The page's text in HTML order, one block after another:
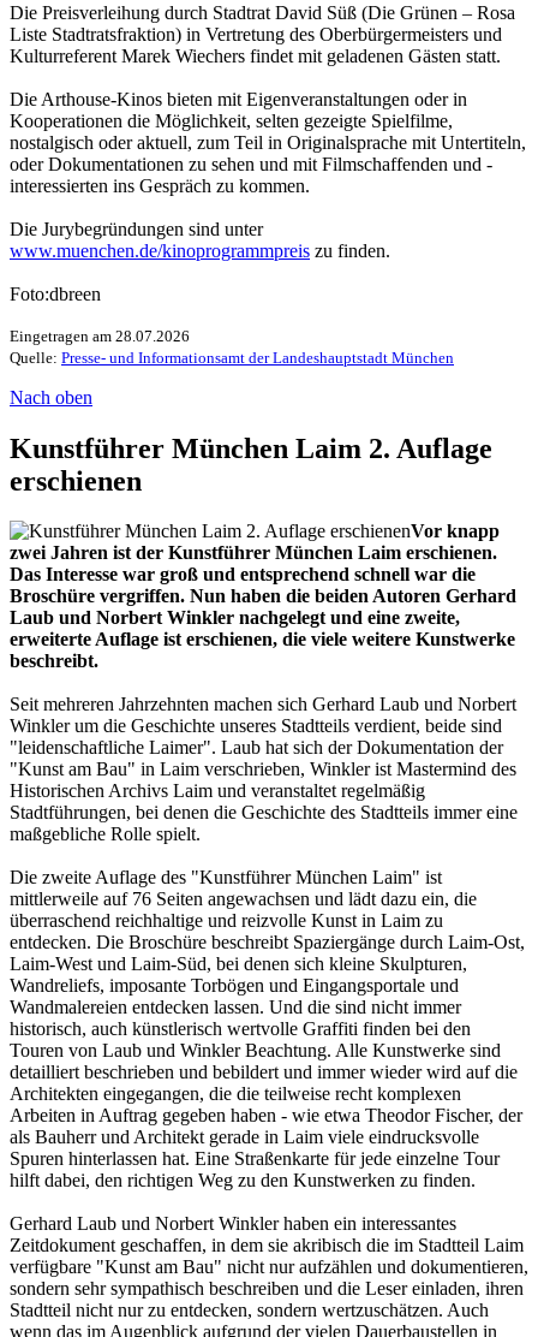
Die Preisverleihung durch Stadtrat David Süß (Die Grünen – Rosa
Liste Stadtratsfraktion) in Vertretung des Oberbürgermeisters und
Kulturreferent Marek Wiechers findet mit geladenen Gästen statt.
Die Arthouse-Kinos bieten mit Eigenveranstaltungen oder in
Kooperationen die Möglichkeit, selten gezeigte Spielfilme,
nostalgisch oder aktuell, zum Teil in Originalsprache mit Untertiteln,
oder Dokumentationen zu sehen und mit Filmschaffenden und -
interessierten ins Gespräch zu kommen.
Die Jurybegründungen sind unter
www.muenchen.de/kinoprogrammpreis zu finden.
Foto:dbreen
Eingetragen am 28.07.2026
Quelle: Presse- und Informationsamt der Landeshauptstadt München
Nach oben
Kunstführer München Laim 2. Auflage
erschienen
Vor knapp
zwei Jahren ist der Kunstführer München Laim erschienen.
Das Interesse war groß und entsprechend schnell war die
Broschüre vergriffen. Nun haben die beiden Autoren Gerhard
Laub und Norbert Winkler nachgelegt und eine zweite,
erweiterte Auflage ist erschienen, die viele weitere Kunstwerke
beschreibt.
Seit mehreren Jahrzehnten machen sich Gerhard Laub und Norbert
Winkler um die Geschichte unseres Stadtteils verdient, beide sind
"leidenschaftliche Laimer". Laub hat sich der Dokumentation der
"Kunst am Bau" in Laim verschrieben, Winkler ist Mastermind des
Historischen Archivs Laim und veranstaltet regelmäßig
Stadtführungen, bei denen die Geschichte des Stadtteils immer eine
maßgebliche Rolle spielt.
Die zweite Auflage des "Kunstführer München Laim" ist
mittlerweile auf 76 Seiten angewachsen und lädt dazu ein, die
überraschend reichhaltige und reizvolle Kunst in Laim zu
entdecken. Die Broschüre beschreibt Spaziergänge durch Laim-Ost,
Laim-West und Laim-Süd, bei denen sich kleine Skulpturen,
Wandreliefs, imposante Torbögen und Eingangsportale und
Wandmalereien entdecken lassen. Und die sind nicht immer
historisch, auch künstlerisch wertvolle Graffiti finden bei den
Touren von Laub und Winkler Beachtung. Alle Kunstwerke sind
detailliert beschrieben und bebildert und immer wieder wird auf die
Architekten eingegangen, die die teilweise recht komplexen
Arbeiten in Auftrag gegeben haben - wie etwa Theodor Fischer, der
als Bauherr und Architekt gerade in Laim viele eindrucksvolle
Spuren hinterlassen hat. Eine Straßenkarte für jede einzelne Tour
hilft dabei, den richtigen Weg zu den Kunstwerken zu finden.
Gerhard Laub und Norbert Winkler haben ein interessantes
Zeitdokument geschaffen, in dem sie akribisch die im Stadtteil Laim
verfügbare "Kunst am Bau" nicht nur aufzählen und dokumentieren,
sondern sehr sympathisch beschreiben und die Leser einladen, ihren
Stadtteil nicht nur zu entdecken, sondern wertzuschätzen. Auch
wenn das im Augenblick aufgrund der vielen Dauerbaustellen in